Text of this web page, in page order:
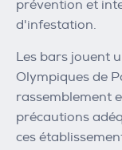
prévention et
d'infestation.
Les bars jouent
Olympiques de
rassemblement
précautions
ces